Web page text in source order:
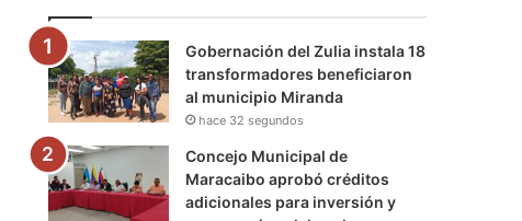
o
k
r
e
r
a
m
a
m
Gobernación del Zulia instala 18
transformadores beneficiaron
al municipio Miranda
hace 32 segundos
Concejo Municipal de
Maracaibo aprobó créditos
adicionales para inversión y